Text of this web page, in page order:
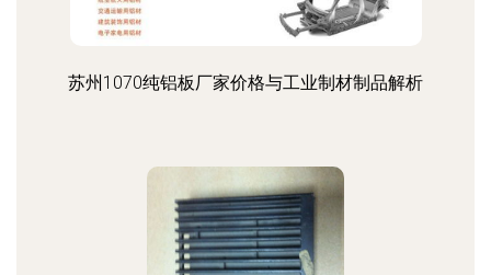
苏州1070纯铝板厂家价格与工业制材制品解析